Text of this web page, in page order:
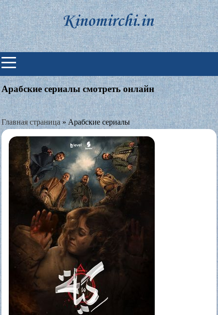
Skip
to
content
Индийские фильмы смотреть
онлайн
Арабские сериалы смотреть онлайн
Главная страница »Арабские сериалы